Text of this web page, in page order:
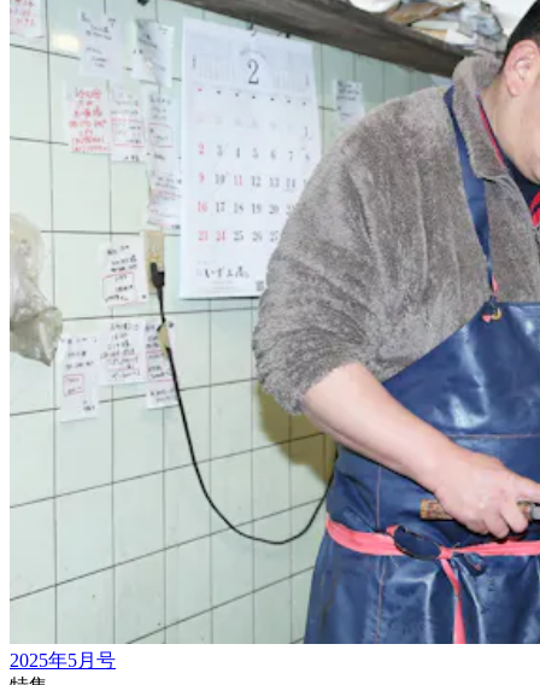
2025年5月号